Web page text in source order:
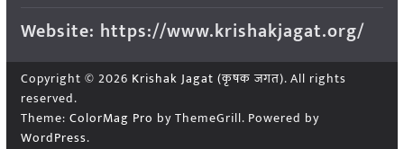
Website: https://www.krishakjagat.org/
Copyright © 2026 Krishak Jagat (कृषक जगत). All rights
reserved.
Theme: ColorMag Pro by ThemeGrill. Powered by
WordPress.